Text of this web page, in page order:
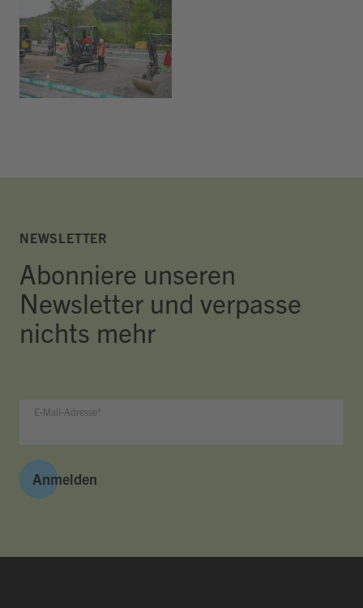
NEWSLETTER
Abonniere unseren
Newsletter und verpasse
nichts mehr
E-Mail-Adresse
Anmelden